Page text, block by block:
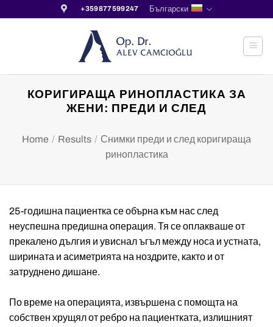
+359877599247 Български
КОРИГИРАЩА РИНОПЛАСТИКА ЗА
ЖЕНИ: ПРЕДИ И СЛЕД
Home / Results / Снимки преди и след коригираща
ринопластика
25-годишна пациентка се обърна към нас след
неуспешна предишна операция. Тя се оплакваше от
прекалено дългия и увиснал ъгъл между носа и устната,
ширината и асиметрията на ноздрите, както и от
затруднено дишане.
По време на операцията, извършена с помощта на
собствен хрущял от ребро на пациентката, излишният